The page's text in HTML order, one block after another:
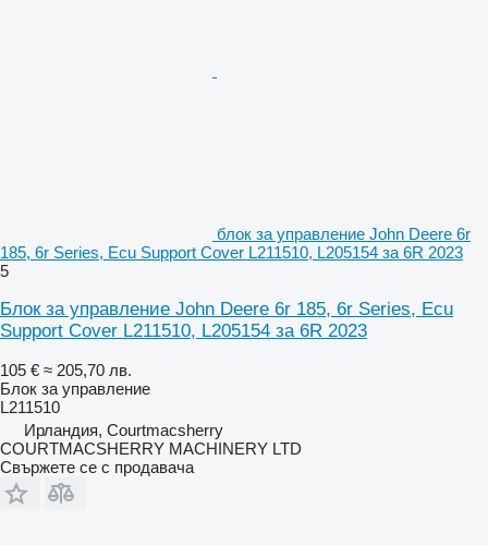
блок за управление John Deere 6r
185, 6r Series, Ecu Support Cover L211510, L205154 за 6R 2023
5
Блок за управление John Deere 6r 185, 6r Series, Ecu
Support Cover L211510, L205154 за 6R 2023
105 € ≈ 205,70 лв.
Блок за управление
L211510
Ирландия, Courtmacsherry
COURTMACSHERRY MACHINERY LTD
Свържете се с продавача